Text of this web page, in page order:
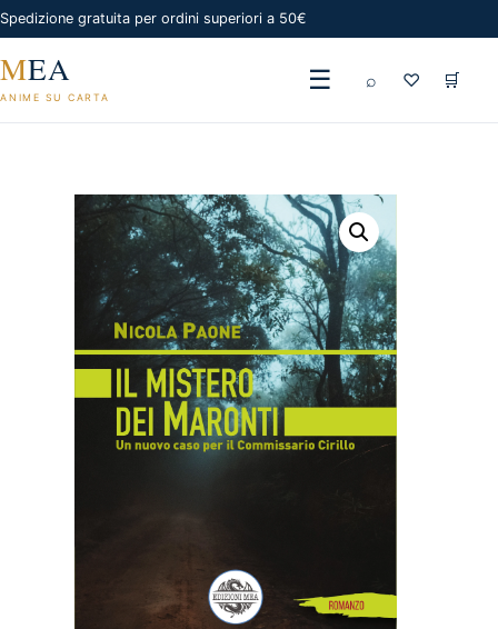
Spedizione gratuita per ordini superiori a 50€
MEA
ANIME SU CARTA
☰ ⌕ ♡ 🛒